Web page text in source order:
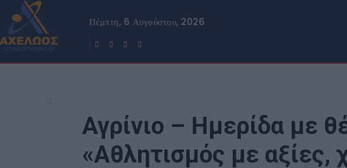
Πέμπτη, 6 Αυγούστου, 2026
Αγρίνιο – Ημερίδα με
«Αθλητισμός με αξίες,